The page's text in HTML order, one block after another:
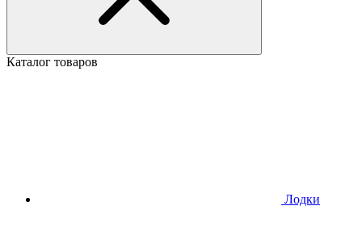
Каталог товаров
Лодки